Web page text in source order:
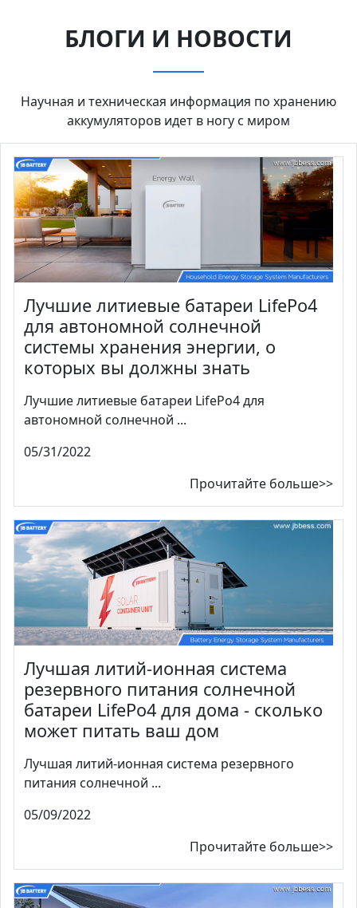
БЛОГИ И НОВОСТИ
Научная и техническая информация по хранению
аккумуляторов идет в ногу с миром
Лучшие литиевые батареи LifePo4
для автономной солнечной
системы хранения энергии, о
которых вы должны знать
Лучшие литиевые батареи LifePo4 для
автономной солнечной ...
05/31/2022
Прочитайте больше>>
Лучшая литий-ионная система
резервного питания солнечной
батареи LifePo4 для дома - сколько
может питать ваш дом
Лучшая литий-ионная система резервного
питания солнечной ...
05/09/2022
Прочитайте больше>>